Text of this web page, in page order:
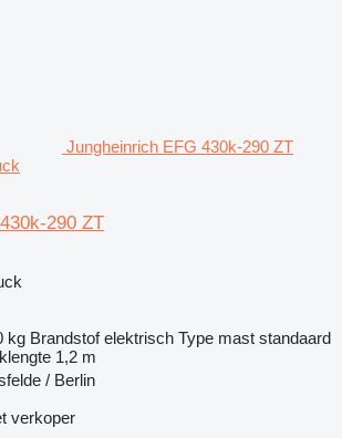
Jungheinrich EFG 430k-290 ZT
290 ZT
kg Brandstof elektrisch Type mast standaard
1,2 m
/ Berlin
verkoper